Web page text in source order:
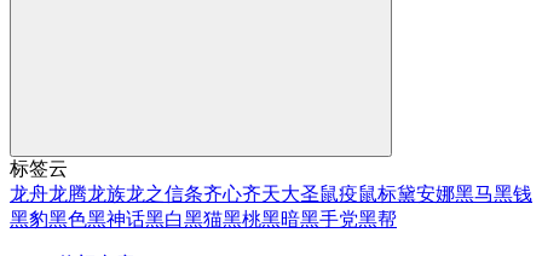
标签云
龙舟龙腾龙族龙之信条齐心齐天大圣鼠疫鼠标黛安娜黑马黑钱
黑豹黑色黑神话黑白黑猫黑桃黑暗黑手党黑帮